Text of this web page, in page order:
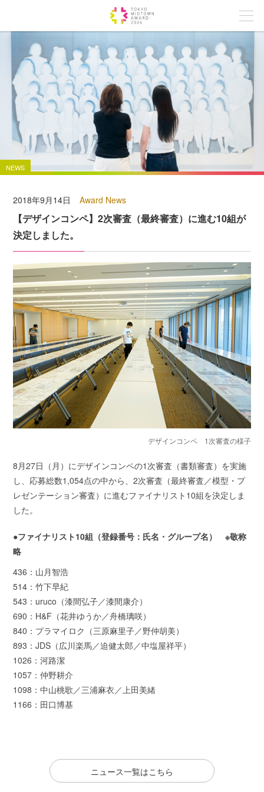
NEWS
2018年9月14日 Award News
【デザインコンペ】2次審査（最終審査）に進む10組が
決定しました。
デザインコンペ 1次審査の様子
8月27日（月）にデザインコンペの1次審査（書類審査）を実施
し、応募総数1,054点の中から、2次審査（最終審査／模型・プ
レゼンテーション審査）に進むファイナリスト10組を決定しま
した。
●ファイナリスト10組（登録番号：氏名・グループ名） ※敬称
略
436：山月智浩
514：竹下早紀
543：uruco（漆間弘子／漆間康介）
690：H&F（花井ゆうか／舟橋璃咲）
840：プラマイロク（三原麻里子／野仲胡美）
893：JDS（広川楽馬／迫健太郎／中塩屋祥平）
1026：河路潔
1057：仲野耕介
1098：中山桃歌／三浦麻衣／上田美緒
1166：田口博基
ニュース一覧はこちら